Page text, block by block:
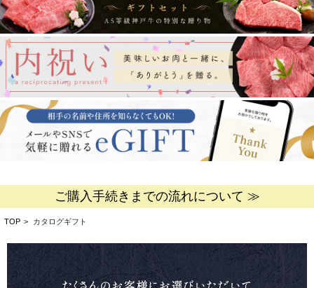
ご購入手続きまでの流れについて ≫
TOP > カタログギフト